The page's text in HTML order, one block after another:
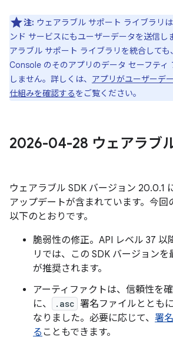
注: ウェアラブル サポート ライブラリ
ンド サービスにもユーザーデータを送信し
アラブル サポート ライブラリを統合して
Console のそのアプリのデータ セーフティ
しません。詳しくは、 アプリがユーザーデ
仕組みを確認するをご覧ください。
2026-04-28 ウェアラブ
ウェアラブル SDK バージョン 20.0.1
アップデートが含まれています。今回
以下のとおりです。
脆弱性の修正。API レベル 37 以
リでは、この SDK バージョンを
が推奨されます。
アーティファクトは、信頼性を
に、
.asc 署名ファイルととも
なりました。必要に応じて、 署
る こともできます。